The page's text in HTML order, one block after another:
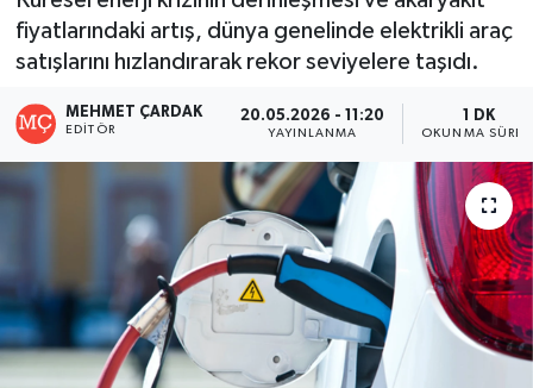
fiyatlarındaki artış, dünya genelinde elektrikli araç
satışlarını hızlandırarak rekor seviyelere taşıdı.
MEHMET ÇARDAK
EDITÖR
20.05.2026 - 11:20
YAYINLANMA
1 DK
OKUNMA